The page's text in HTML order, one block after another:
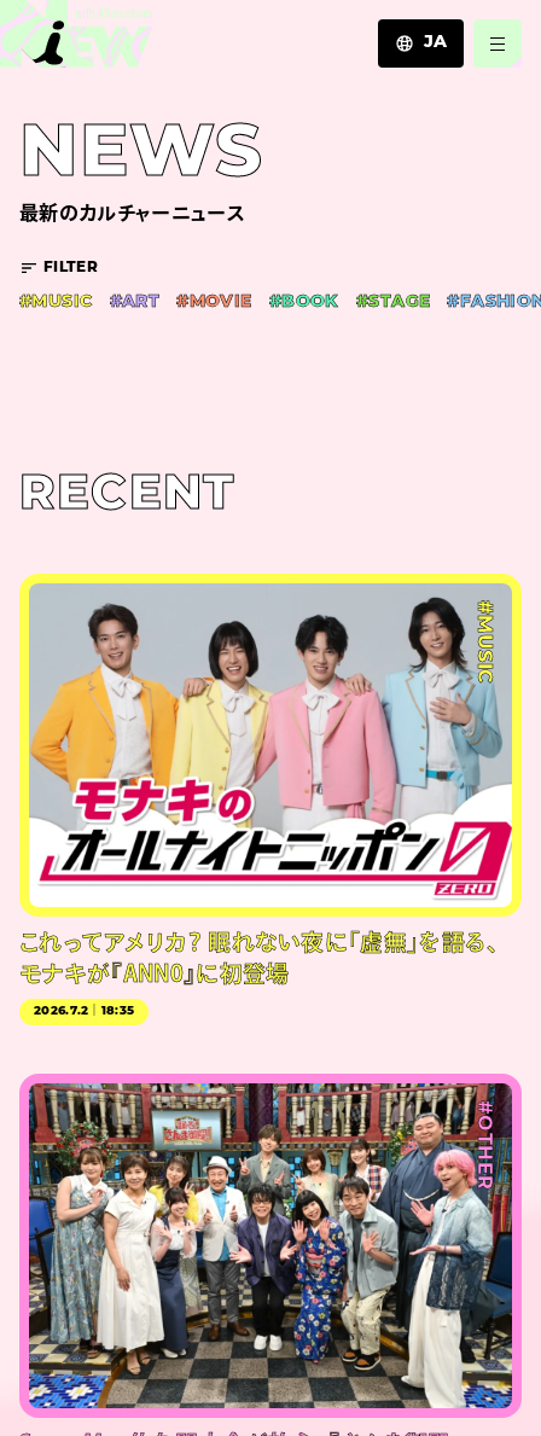
JA
NEWS
最新のカルチャーニュース
FILTER
#MUSIC #ART #MOVIE #BOOK #STAGE
RECENT
#MUSIC
これってアメリカ？ 眠れない夜に「虚無」を語る、
モナキが『ANN0』に初登場
2026.7.2｜18:35
#OTHER